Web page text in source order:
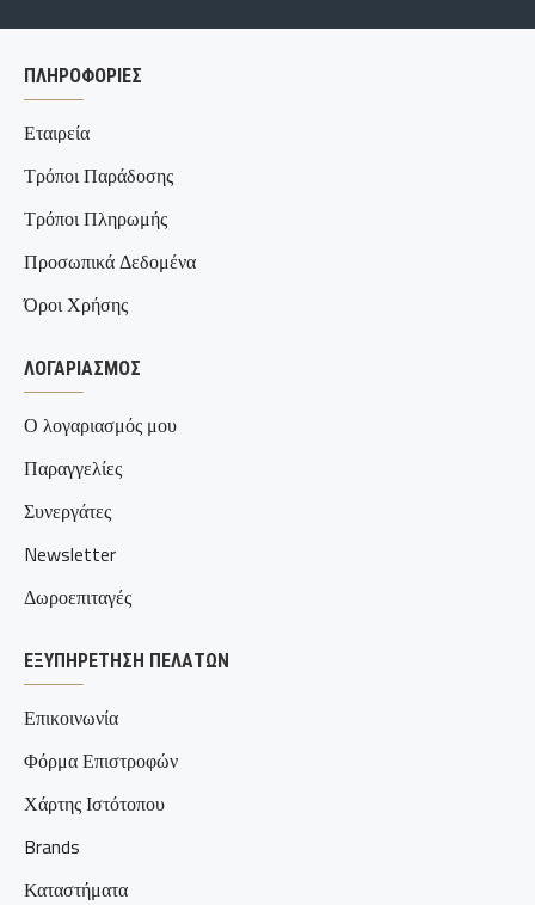
ΠΛΗΡΟΦΟΡΊΕΣ
Εταιρεία
Τρόποι Παράδοσης
Τρόποι Πληρωμής
Προσωπικά Δεδομένα
Όροι Χρήσης
ΛΟΓΑΡΙΑΣΜΌΣ
Ο λογαριασμός μου
Παραγγελίες
Συνεργάτες
Newsletter
Δωροεπιταγές
ΕΞΥΠΗΡΈΤΗΣΗ ΠΕΛΑΤΏΝ
Επικοινωνία
Φόρμα Επιστροφών
Χάρτης Ιστότοπου
Brands
Καταστήματα